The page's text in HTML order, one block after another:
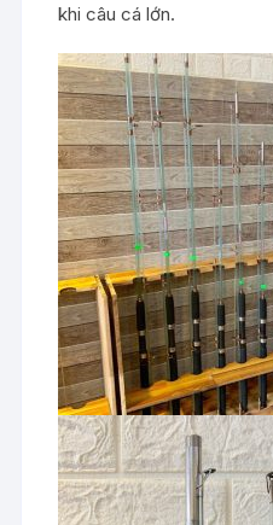
khi câu cá lớn.